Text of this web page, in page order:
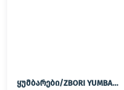
ყუმბარები/ZBORI YUMBAREBI